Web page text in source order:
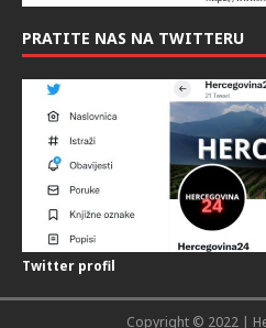
PRATITE NAS NA TWITTERU